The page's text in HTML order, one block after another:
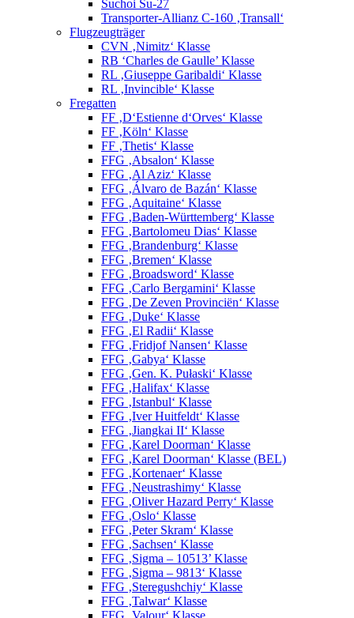
Suchoi Su-27
Transporter-Allianz C-160 ‚Transall‘
Flugzeugträger
CVN ‚Nimitz‘ Klasse
RB ‘Charles de Gaulle’ Klasse
RL ‚Giuseppe Garibaldi‘ Klasse
RL ‚Invincible‘ Klasse
Fregatten
FF ‚D‘Estienne d‘Orves‘ Klasse
FF ‚Köln‘ Klasse
FF ‚Thetis‘ Klasse
FFG ‚Absalon‘ Klasse
FFG ‚Al Aziz‘ Klasse
FFG ‚Álvaro de Bazán‘ Klasse
FFG ‚Aquitaine‘ Klasse
FFG ‚Baden-Württemberg‘ Klasse
FFG ‚Bartolomeu Dias‘ Klasse
FFG ‚Brandenburg‘ Klasse
FFG ‚Bremen‘ Klasse
FFG ‚Broadsword‘ Klasse
FFG ‚Carlo Bergamini‘ Klasse
FFG ‚De Zeven Provinciën‘ Klasse
FFG ‚Duke‘ Klasse
FFG ‚El Radii‘ Klasse
FFG ‚Fridjof Nansen‘ Klasse
FFG ‚Gabya‘ Klasse
FFG ‚Gen. K. Pułaski‘ Klasse
FFG ‚Halifax‘ Klasse
FFG ‚Istanbul‘ Klasse
FFG ‚Iver Huitfeldt‘ Klasse
FFG ‚Jiangkai II‘ Klasse
FFG ‚Karel Doorman‘ Klasse
FFG ‚Karel Doorman‘ Klasse (BEL)
FFG ‚Kortenaer‘ Klasse
FFG ‚Neustrashimy‘ Klasse
FFG ‚Oliver Hazard Perry‘ Klasse
FFG ‚Oslo‘ Klasse
FFG ‚Peter Skram‘ Klasse
FFG ‚Sachsen‘ Klasse
FFG ‚Sigma – 10513’ Klasse
FFG ‚Sigma – 9813‘ Klasse
FFG ‚Steregushchiy‘ Klasse
FFG ‚Talwar‘ Klasse